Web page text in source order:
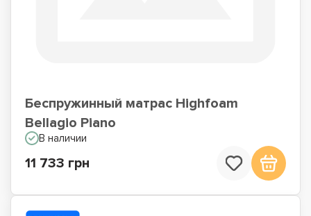
Недорогие матрасы
Беспружинный матрас Highfoam
Bellagio Piano
В наличии
11 733 грн